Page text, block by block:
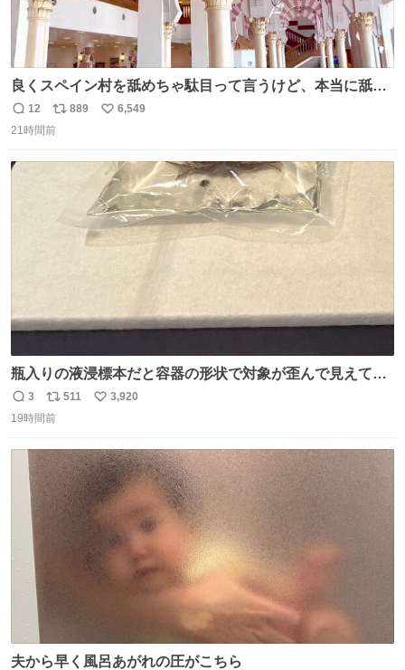
良くスペイン村を舐めちゃ駄目って言うけど、本当に舐め
ちゃ行けないのはスペィン村ホテル🏛🏨 だってロビーから
中庭抜けるだけでこの有様🤩 ディズニーホテル泊まってる
ニャは益々素晴らしい場所になってる
返
信
12
リ
ポ
889
い
数
6,549
21時間前
瓶入りの液浸標本だと容器の形状で対象が歪んで見えてし
まうことから、なるべく歪みがない状態で観察しやすいよ
うにこのような形で保存していると前に科博の先生から教
返
信
3
リ
ポ
ト
数
511
い
数
3,920
19時間前
夫から早く風呂あがれの圧がこちら